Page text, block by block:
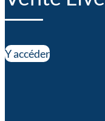
Y accéder